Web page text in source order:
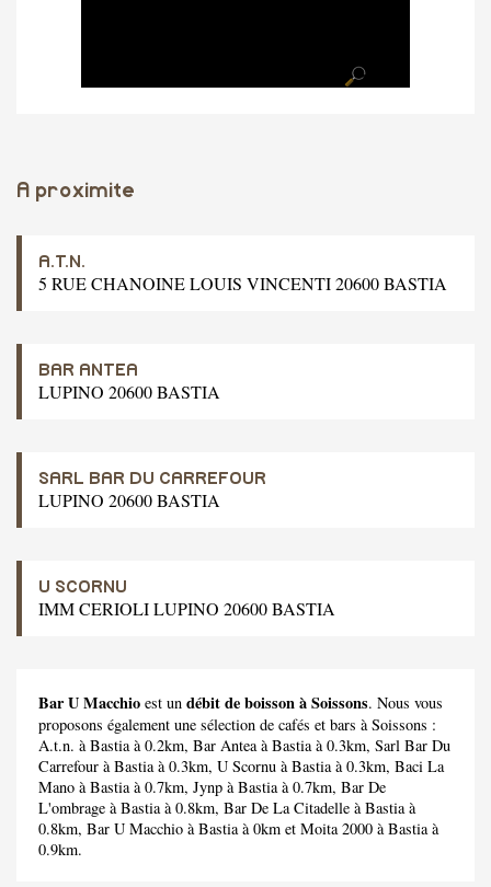
A proximite
A.T.N.
5 RUE CHANOINE LOUIS VINCENTI 20600 BASTIA
BAR ANTEA
LUPINO 20600 BASTIA
SARL BAR DU CARREFOUR
LUPINO 20600 BASTIA
U SCORNU
IMM CERIOLI LUPINO 20600 BASTIA
Bar U Macchio est un débit de boisson à Soissons. Nous vous
proposons également une sélection de cafés et bars à Soissons :
A.t.n. à Bastia à 0.2km, Bar Anteaà Bastia à 0.3km, Sarl Bar Du
Carrefour à Bastia à 0.3km, U Scornu à Bastia à 0.3km, Baci La
Mano à Bastia à 0.7km, Jynp à Bastia à 0.7km, Bar De
L'ombrage à Bastia à 0.8km, Bar De La Citadelle à Bastia à
0.8km, Bar U Macchio à Bastia à 0km et Moita 2000 à Bastia à
0.9km.